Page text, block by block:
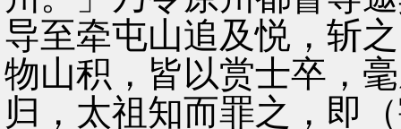
导至牵屯山追及悦，斩
物山积，皆以赏士卒，
归，太祖知而罪之，即